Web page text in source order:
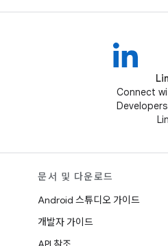
Connect
문서 및 다운로드
Android 스튜디오 가이드
개발자 가이드